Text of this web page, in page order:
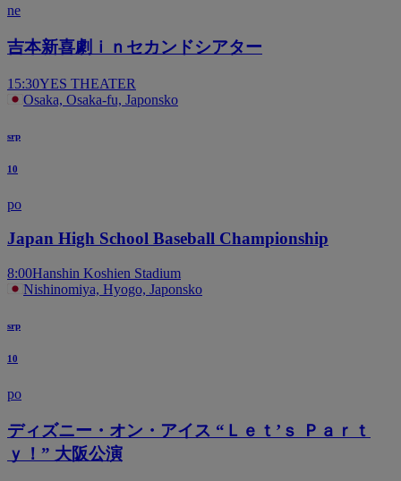
ne
吉本新喜劇ｉｎセカンドシアター
15:30YES THEATER
Osaka, Osaka-fu, Japonsko
srp
10
po
Japan High School Baseball Championship
8:00Hanshin Koshien Stadium
Nishinomiya, Hyogo, Japonsko
srp
10
po
ディズニー・オン・アイス “Ｌｅｔ’ｓ Ｐａｒｔ
ｙ！” 大阪公演